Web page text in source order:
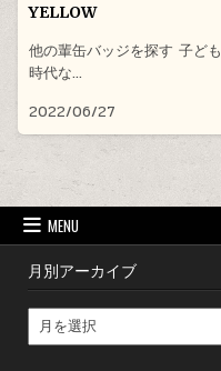
YELLOW
他の輩缶バッジを探す 子ども
時代な…
2022/06/27
MENU
月別アーカイブ
月別アーカイブ